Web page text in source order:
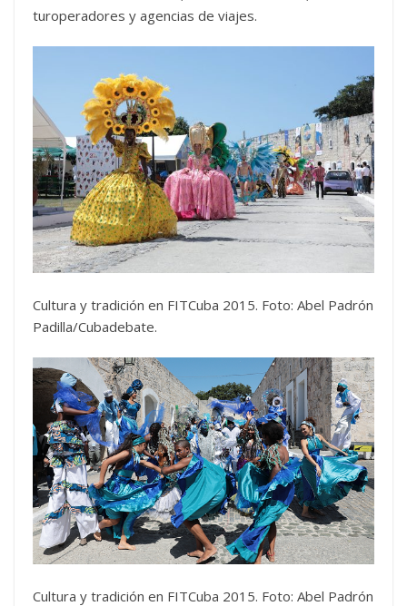
turoperadores y agencias de viajes.
Cultura y tradición en FITCuba 2015. Foto: Abel Padrón
Padilla/Cubadebate.
Cultura y tradición en FITCuba 2015. Foto: Abel Padrón